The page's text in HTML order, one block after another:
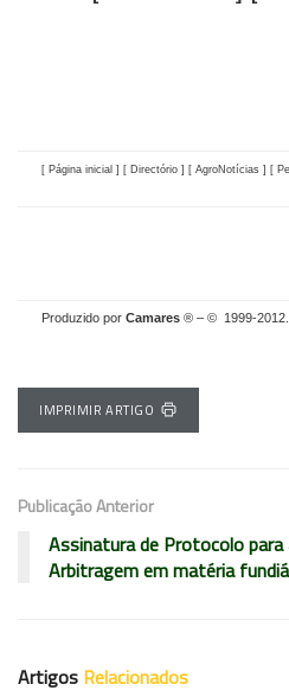
[ Página inicial ] [ Directório ] [ AgroNotícias ] [
Produzido por Camares ® – © 1999-2012.
IMPRIMIR ARTIGO
Publicação Anterior
Assinatura de Protocolo para
Arbitragem em matéria
Artigos Relacionados